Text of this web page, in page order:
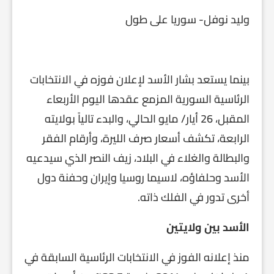
وليد نوفل- سوريا على طول
بينما يستعد بشار الأسد لإعلان فوزه في الانتخابات
الرئاسية السورية المزمع عقدها اليوم الأربعاء
المقبل، 26 أيار/ مايو الحالي، والبدء تالياً بولايته
الرابعة، تكشف أسعار صرف الليرة، وأرقام الفقر
والبطالة والغلاء في البلاد، زيف النصر الذي سيدعيه
الأسد وحلفاؤه، لاسيما روسيا وإيران وحفنة دول
أخرى تدور في الفلك ذاته.
الأسد بين ولايتين
منذ إعلانه الفوز في الانتخابات الرئاسية السابقة في